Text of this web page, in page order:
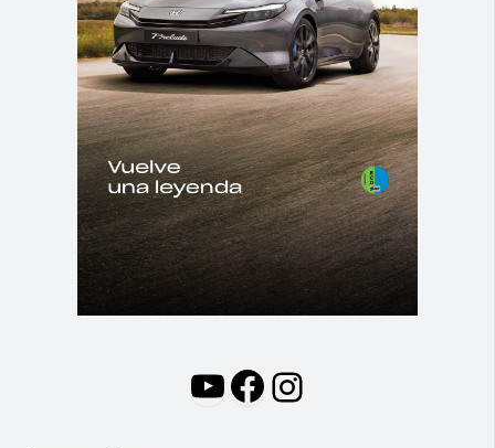
YouTube
Facebook
Instagram